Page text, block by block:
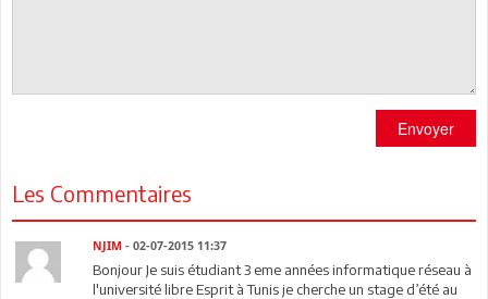
Envoyer
Les Commentaires
NJIM - 02-07-2015 11:37
Bonjour Je suis étudiant 3 eme années informatique réseau à
l'université libre Esprit à Tunis je cherche un stage d’été au